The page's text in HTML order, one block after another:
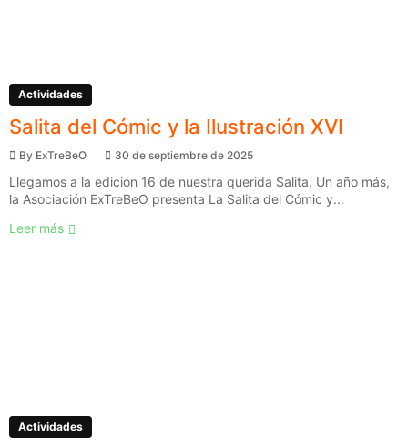
Actividades
Salita del Cómic y la Ilustración XVI
By ExTreBeO 30 de septiembre de 2025
Llegamos a la edición 16 de nuestra querida Salita. Un año más,
la Asociación ExTreBeO presenta La Salita del Cómic y...
Leer más
Actividades